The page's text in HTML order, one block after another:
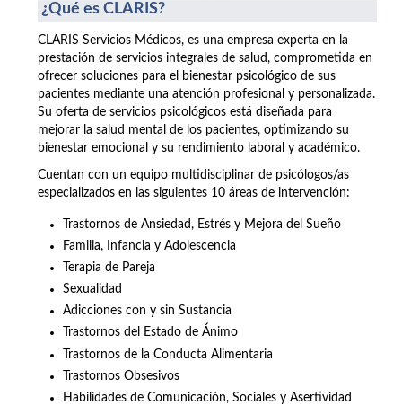
¿Qué es CLARIS?
CLARIS Servicios Médicos, es una empresa experta en la
prestación de servicios integrales de salud, comprometida en
ofrecer soluciones para el bienestar psicológico de sus
pacientes mediante una atención profesional y personalizada.
Su oferta de servicios psicológicos está diseñada para
mejorar la salud mental de los pacientes, optimizando su
bienestar emocional y su rendimiento laboral y académico.
Cuentan con un equipo multidisciplinar de psicólogos/as
especializados en las siguientes 10 áreas de intervención:
Trastornos de Ansiedad, Estrés y Mejora del Sueño
Familia, Infancia y Adolescencia
Terapia de Pareja
Sexualidad
Adicciones con y sin Sustancia
Trastornos del Estado de Ánimo
Trastornos de la Conducta Alimentaria
Trastornos Obsesivos
Habilidades de Comunicación, Sociales y Asertividad